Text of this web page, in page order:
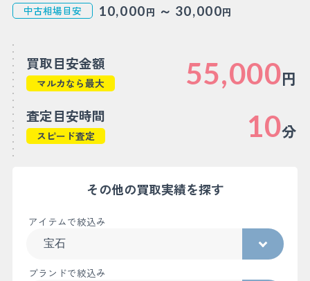
中古相場目安 10,000円 ～ 30,000円
買取目安金額
マルカなら最大 55,000円
査定目安時間
スピード査定 10分
その他の買取実績を探す
アイテムで絞込み
ブランドで絞込み